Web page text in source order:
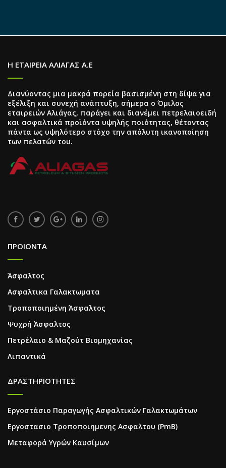
Η ΕΤΑΙΡΕΙΑ ΑΛΙΑΓΑΣ Α.Ε
Διανύοντας μια μακρά πορεία βασισμένη στη δίψα για
εξέλιξη και συνεχή ανάπτυξη, σήμερα ο Όμιλος
εταιρειών Αλιάγας, παράγει και διανέμει πετρελαιοειδή
και ασφαλτικά προϊόντα υψηλής ποιότητας, θέτοντας
πάντα ως υψηλότερο στόχο την απόλυτη ικανοποίηση
των πελατών του.
ΠΡΟΙΟΝΤΑ
Άσφαλτος
Ασφαλτικα Γαλακτωματα
Τροποποιημένη Άσφαλτος
Ψυχρή Άσφαλτος
Πετρέλαιο & Μαζούτ Βιομηχανίας
Λιπαντικά
ΔΡΑΣΤΗΡΙΟΤΗΤΕΣ
Εργοστάσιο Παραγωγής Ασφαλτικών Γαλακτωμάτων
Εργοστασιο Τροποποιημενης Ασφαλτου (PmB)
Μεταφορά Υγρών Καυσίμων